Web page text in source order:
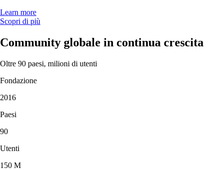
Learn more
Scopri di più
Community globale in continua crescita
Oltre 90 paesi, milioni di utenti
Fondazione
2016
Paesi
90
Utenti
150 M